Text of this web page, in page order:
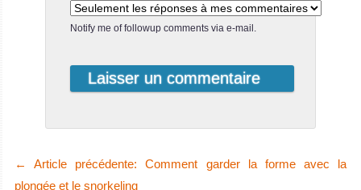
Notify me of followup comments via e-mail.
←
Article précédente: Comment garder la forme avec la
plongée et le snorkeling